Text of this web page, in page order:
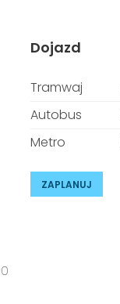
Dojazd
Tramwaj
Autobus
Metro
ZAPLANUJ